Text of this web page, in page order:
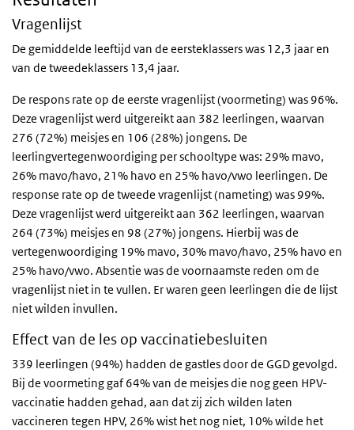
Vragenlijst
De gemiddelde leeftijd van de eersteklassers was 12,3 jaar en
van de tweedeklassers 13,4 jaar.
De respons rate op de eerste vragenlijst (voormeting) was 96%.
Deze vragenlijst werd uitgereikt aan 382 leerlingen, waarvan
276 (72%) meisjes en 106 (28%) jongens. De
leerlingvertegenwoordiging per schooltype was: 29% mavo,
26% mavo/havo, 21% havo en 25% havo/vwo leerlingen. De
response rate op de tweede vragenlijst (nameting) was 99%.
Deze vragenlijst werd uitgereikt aan 362 leerlingen, waarvan
264 (73%) meisjes en 98 (27%) jongens. Hierbij was de
vertegenwoordiging 19% mavo, 30% mavo/havo, 25% havo en
25% havo/vwo. Absentie was de voornaamste reden om de
vragenlijst niet in te vullen. Er waren geen leerlingen die de lijst
niet wilden invullen.
Effect van de les op vaccinatiebesluiten
339 leerlingen (94%) hadden de gastles door de GGD gevolgd.
Bij de voormeting gaf 64% van de meisjes die nog geen HPV-
vaccinatie hadden gehad, aan dat zij zich wilden laten
vaccineren tegen HPV, 26% wist het nog niet, 10% wilde het